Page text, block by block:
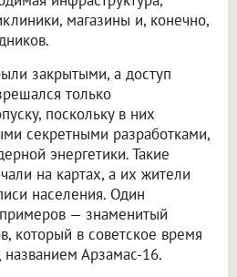
магазины и, конечно,
закрытыми, а доступ
только
поскольку в них
секретными разработками,
энергетики. Такие
на картах, а их жители
населения. Один
— знаменитый
который в советское время
Арзамас-16.